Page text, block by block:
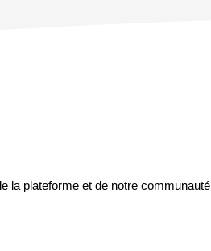
la plateforme et de notre communauté